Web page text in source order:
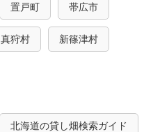
置戸町 帯広市
真狩村 新篠津村
北海道の貸し畑検索ガイド